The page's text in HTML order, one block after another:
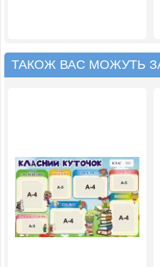
ТАКОЖ ВАС МОЖУТЬ